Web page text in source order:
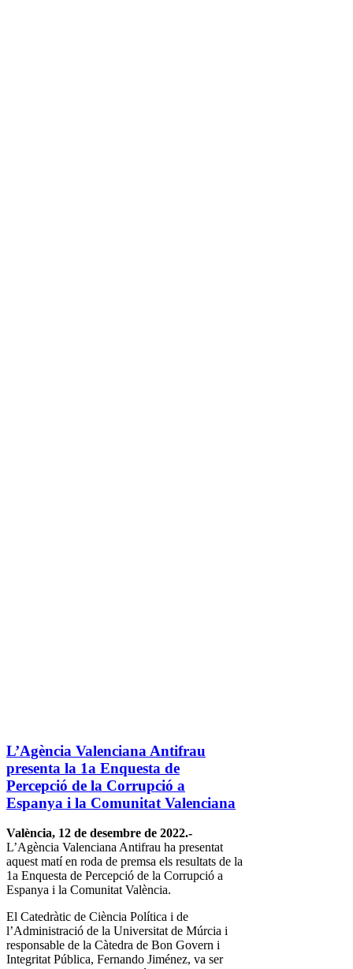
L’Agència Valenciana Antifrau
presenta la 1a Enquesta de
Percepció de la Corrupció a
Espanya i la Comunitat Valenciana
València, 12 de desembre de 2022.-
L’Agència Valenciana Antifrau ha presentat
aquest matí en roda de premsa els resultats de la
1a Enquesta de Percepció de la Corrupció a
Espanya i la Comunitat València.
El Catedràtic de Ciència Política i de
l’Administració de la Universitat de Múrcia i
responsable de la Càtedra de Bon Govern i
Integritat Pública, Fernando Jiménez, va ser